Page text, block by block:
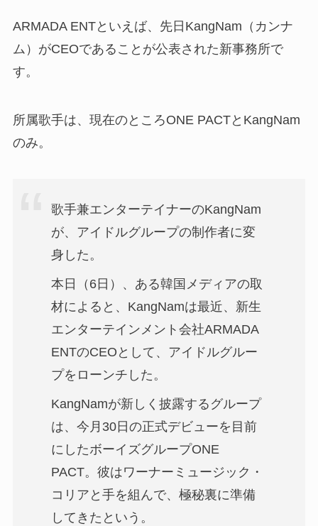
ARMADA ENTといえば、先日KangNam（カンナ
ム）がCEOであることが公表された新事務所で
す。
所属歌手は、現在のところONE PACTとKangNam
のみ。
歌手兼エンターテイナーのKangNam
が、アイドルグループの制作者に変
身した。
本日（6日）、ある韓国メディアの取
材によると、KangNamは最近、新生
エンターテインメント会社ARMADA
ENTのCEOとして、アイドルグルー
プをローンチした。
KangNamが新しく披露するグループ
は、今月30日の正式デビューを目前
にしたボーイズグループONE
PACT。彼はワーナーミュージック・
コリアと手を組んで、極秘裏に準備
してきたという。